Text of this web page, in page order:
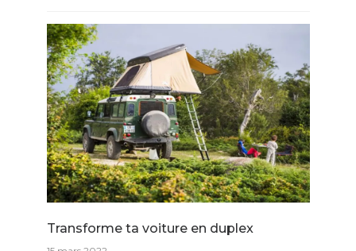
Transforme ta voiture en duplex